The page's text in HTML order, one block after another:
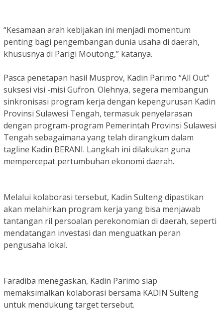
“Kesamaan arah kebijakan ini menjadi momentum
penting bagi pengembangan dunia usaha di daerah,
khususnya di Parigi Moutong,” katanya.
Pasca penetapan hasil Musprov, Kadin Parimo “All Out”
suksesi visi -misi Gufron. Olehnya, segera membangun
sinkronisasi program kerja dengan kepengurusan Kadin
Provinsi Sulawesi Tengah, termasuk penyelarasan
dengan program-program Pemerintah Provinsi Sulawesi
Tengah sebagaimana yang telah dirangkum dalam
tagline Kadin BERANI. Langkah ini dilakukan guna
mempercepat pertumbuhan ekonomi daerah.
Melalui kolaborasi tersebut, Kadin Sulteng dipastikan
akan melahirkan program kerja yang bisa menjawab
tantangan ril persoalan perekonomian di daerah, seperti
mendatangan investasi dan menguatkan peran
pengusaha lokal.
Faradiba menegaskan, Kadin Parimo siap
memaksimalkan kolaborasi bersama KADIN Sulteng
untuk mendukung target tersebut.